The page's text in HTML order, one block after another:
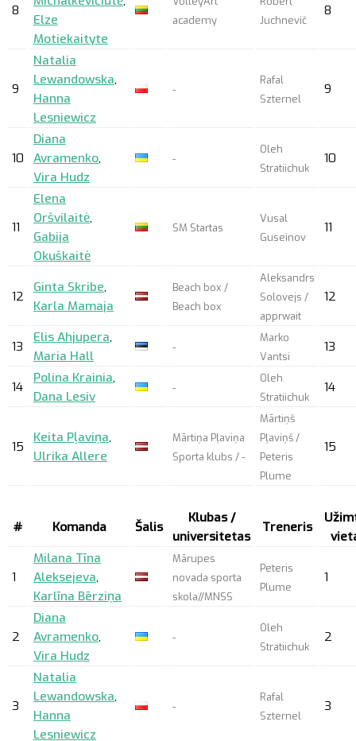
8
Elze
Motiekaityte
academy
Juchnevič
8
9
Natalia
Lewandowska,
Hanna
Lesniewicz
-
Rafal
Szternel
9
10
Diana
Avramenko,
Vira Hudz
-
Oleh
Stratiichuk
10
11
Elena
Oršvilaitė,
Gabija
Okuškaitė
SM Startas
Vusal
Guseinov
11
12
Ginta Skribe,
Karla Mamaja
Beach box /
Beach box
Aleksandrs
Solovejs /
apprwait
12
13
Elis Ahjupera,
Maria Hall
-
Marko
Vantsi
13
14
Polina Krainia,
Dana Lesiv
-
Oleh
Stratiichuk
14
15
Keita Pļaviņa,
Ulrika Allere
Mārtiņa Pļaviņa
Sporta klubs / -
Mārtiņš
Pļaviņš /
Peteris
Plume
15
# Komanda Šalis
Klubas /
universitetas
Treneris
1
Milana Tīna
Aleksejeva,
Karlīna Bērziņa
Mārupes
novada sporta
skola//MNSS
Peteris
Plume
1
2
Diana
Avramenko,
Vira Hudz
-
Oleh
Stratiichuk
2
3
Natalia
Lewandowska,
Hanna
Lesniewicz
-
Rafal
Szternel
3